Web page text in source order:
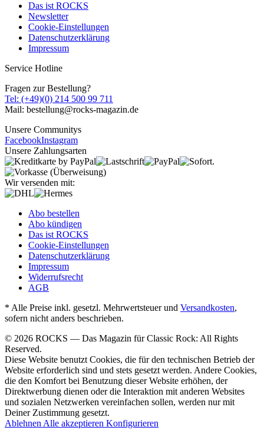
Das ist ROCKS
Newsletter
Cookie-Einstellungen
Datenschutzerklärung
Impressum
Service Hotline
Fragen zur Bestellung?
Tel: (+49)(0) 214 500 99 711
Mail: bestellung@rocks-magazin.de
Unsere Communitys
FacebookInstagram
Unsere Zahlungsarten
Wir versenden mit:
Abo bestellen
Abo kündigen
Das ist ROCKS
Cookie-Einstellungen
Datenschutzerklärung
Impressum
Widerrufsrecht
AGB
* Alle Preise inkl. gesetzl. Mehrwertsteuer und Versandkosten,
sofern nicht anders beschrieben.
© 2026 ROCKS — Das Magazin für Classic Rock: All Rights
Reserved.
Diese Website benutzt Cookies, die für den technischen Betrieb der
Website erforderlich sind und stets gesetzt werden. Andere Cookies,
die den Komfort bei Benutzung dieser Website erhöhen, der
Direktwerbung dienen oder die Interaktion mit anderen Websites
und sozialen Netzwerken vereinfachen sollen, werden nur mit
Deiner Zustimmung gesetzt.
Ablehnen Alle akzeptieren Konfigurieren